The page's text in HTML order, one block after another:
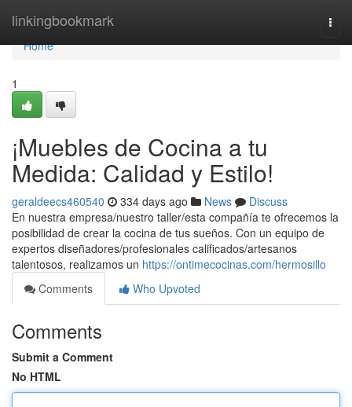
linkingbookmark
Home
Home
1
¡Muebles de Cocina a tu
Medida: Calidad y Estilo!
geraldeecs460540 334 days ago News
Discuss
En nuestra empresa/nuestro taller/esta compañía te ofrecemos la
posibilidad de crear la cocina de tus sueños. Con un equipo de
expertos diseñadores/profesionales calificados/artesanos
talentosos, realizamos un https://ontimecocinas.com/hermosillo
Comments
Who Upvoted
Comments
Submit a Comment
No HTML